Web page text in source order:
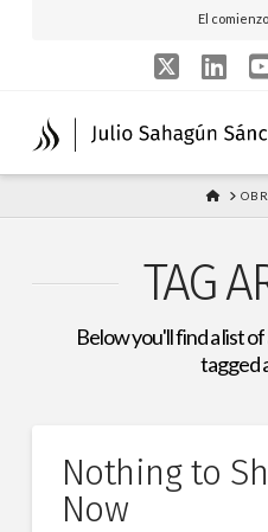
El
HOME
TAG
Below you'll find a list
tagged
Nothing to
Now